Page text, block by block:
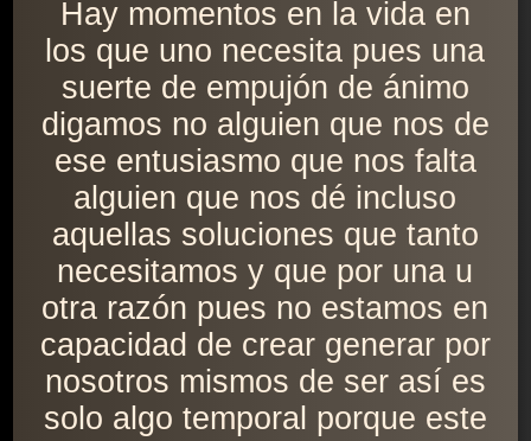
Hay momentos en la vida en
los que uno necesita pues una
suerte de empujón de ánimo
digamos no alguien que nos de
ese entusiasmo que nos falta
alguien que nos dé incluso
aquellas soluciones que tanto
necesitamos y que por una u
otra razón pues no estamos en
capacidad de crear generar por
nosotros mismos de ser así es
solo algo temporal porque este